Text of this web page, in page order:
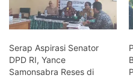
Serap Aspirasi Senator
DPD RI, Yance
Samonsabra Reses di